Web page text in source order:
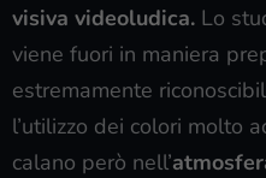
visiva videoludica. Lo
viene fuori in maniera
estremamente
l’utilizzo dei colori molto
calano però nell’